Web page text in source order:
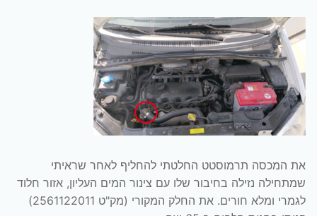
את המכסה תרמוסטט החלטתי להחליף לאחר שראיתי
שמתחילה נזילה בחיבור שלו עם צינור המים העליון, אזור חלוד
לגמרי ומלא חורים. את החלק המקורי (מק"ט 2561122011)